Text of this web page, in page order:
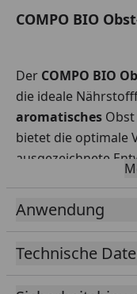
COMPO BIO
Der COMPO BIO
die ideale
aromatisches
bietet die optimale
ausgezeichnete
entwickelt ein
Für gesundes,
Gemüse
Anwendung
Technische